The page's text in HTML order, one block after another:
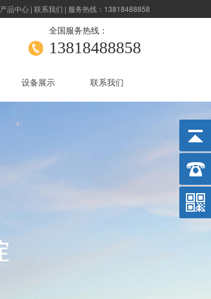
产品中心 | 联系我们 | 服务热线：13818488858
全国服务热线：
13818488858
设备展示 联系我们